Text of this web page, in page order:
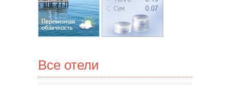
Все отели